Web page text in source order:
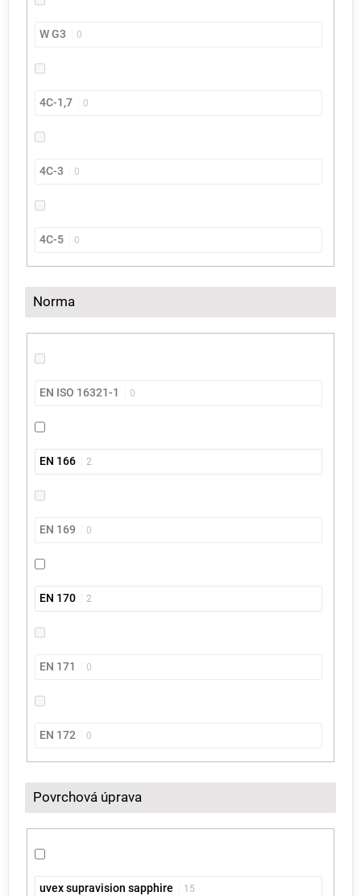
W G3 0
4C-1,7 0
4C-3 0
4C-5 0
Norma
EN ISO 16321-1 0
EN 166 2
EN 169 0
EN 170 2
EN 171 0
EN 172 0
Povrchová úprava
uvex supravision sapphire 15